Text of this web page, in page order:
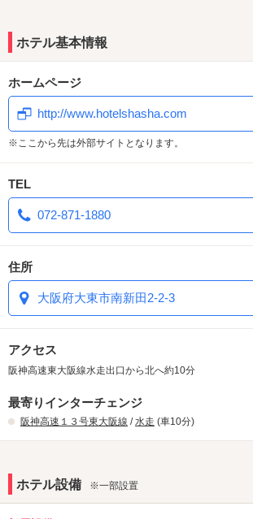
101号室と102号室が新たに誕生
どちらのお部屋も豪華な露天風呂
に！
さらに102号室の露天風呂には浴槽まで光る
導入！
『102号室、222号室にムーンライトバス
浴槽までLEDで7色に光るムーンライトバス
にムード満点に！
ホテル基本情報
ホームページ
http://www.hotelshasha.com
※ここから先は外部サイトとなります。
TEL
072-871-1880
住所
大阪府大東市南新田2-2-3
アクセス
阪神高速東大阪線水走出口から北へ約10分
最寄りインターチェンジ
阪神高速１３号東大阪線 /水走 (車10分)
ホテル設備 ※一部設置